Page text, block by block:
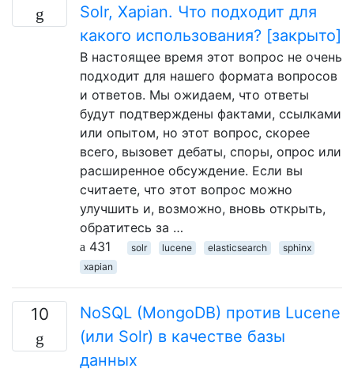
Solr, Xapian. Что подходит для
какого использования? [закрыто]
В настоящее время этот вопрос не очень
подходит для нашего формата вопросов
и ответов. Мы ожидаем, что ответы
будут подтверждены фактами, ссылками
или опытом, но этот вопрос, скорее
всего, вызовет дебаты, споры, опрос или
расширенное обсуждение. Если вы
считаете, что этот вопрос можно
улучшить и, возможно, вновь открыть,
обратитесь за …
431
solr lucene elasticsearch
sphinx
xapian
10
NoSQL (MongoDB) против Lucene
(или Solr) в качестве базы
данных